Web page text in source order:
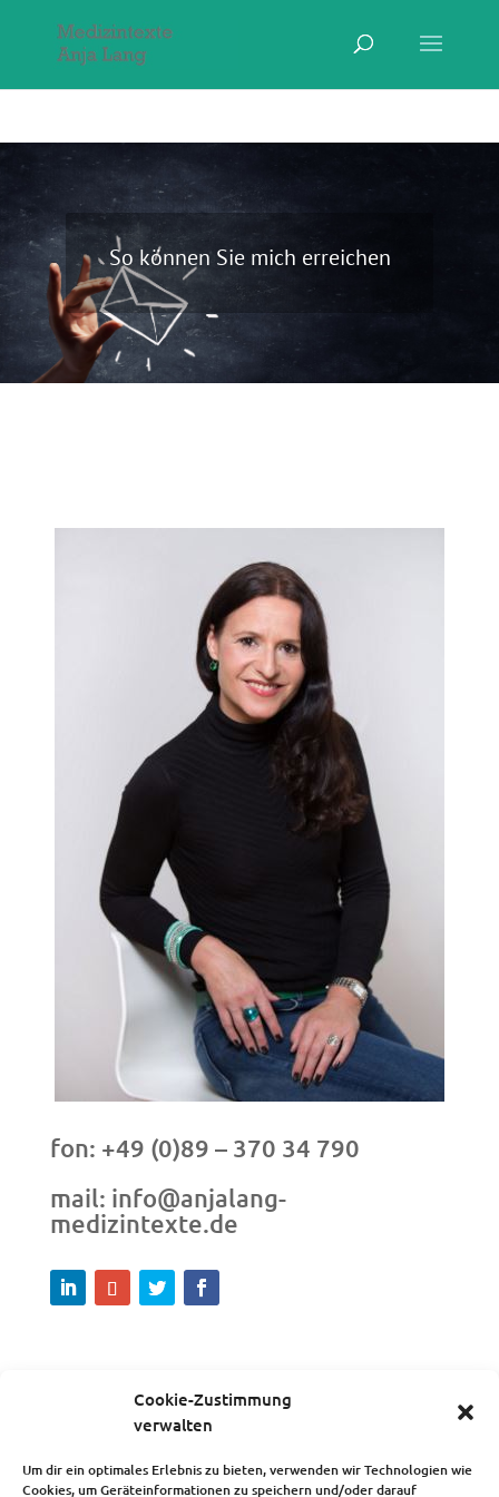
Cookie-Zustimmung
verwalten
Um dir ein optimales Erlebnis zu bieten, verwenden wir Technologien wie
Cookies, um Geräteinformationen zu speichern und/oder darauf
So können Sie mich erreichen
fon: +49 (0)89 – 370 34 790
mail: info@anjalang-
medizintexte.de